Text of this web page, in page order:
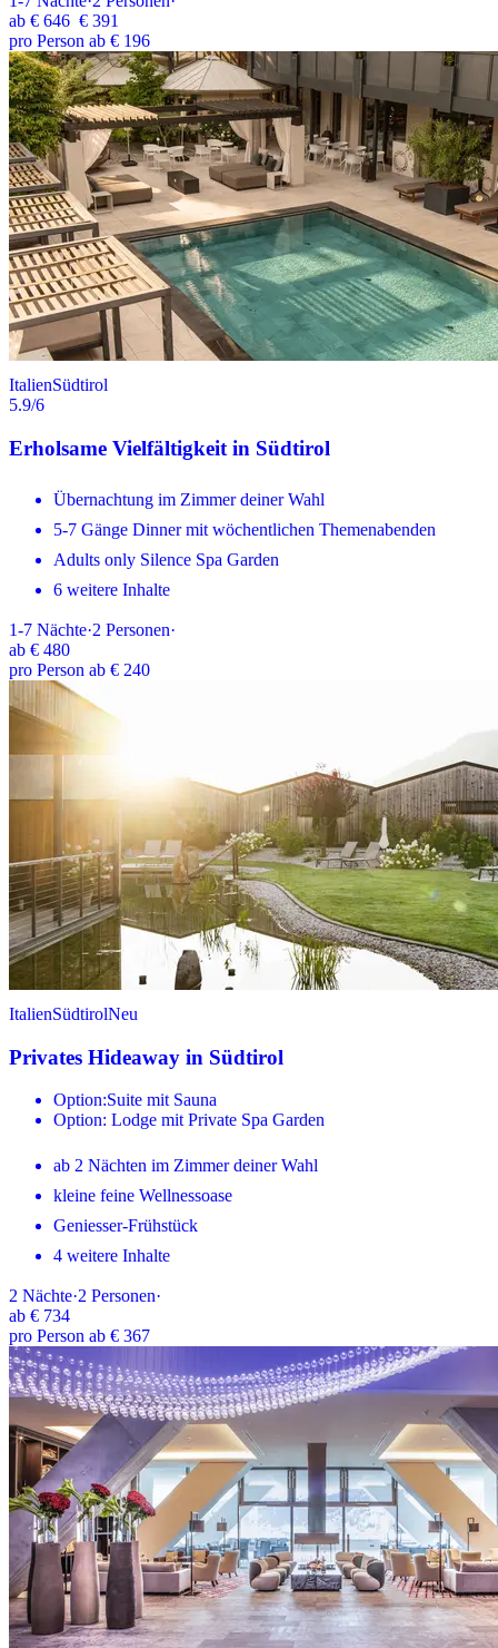
ab € 646 € 391
pro Person ab € 196
ItalienSüdtirol
5.9/6
Erholsame Vielfältigkeit in Südtirol
Übernachtung im Zimmer deiner Wahl
5-7 Gänge Dinner mit wöchentlichen Themenabenden
Adults only Silence Spa Garden
6 weitere Inhalte
1-7 Nächte·2 Personen·
ab € 480
pro Person ab € 240
ItalienSüdtirolNeu
Privates Hideaway in Südtirol
Option:Suite mit Sauna
Option: Lodge mit Private Spa Garden
ab 2 Nächten im Zimmer deiner Wahl
kleine feine Wellnessoase
Geniesser-Frühstück
4 weitere Inhalte
2 Nächte·2 Personen·
ab € 734
pro Person ab € 367